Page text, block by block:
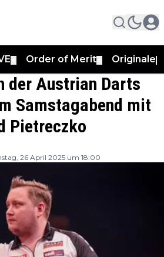
Order of Merit Originale
der Austrian Darts
Samstagabend mit
Pietreczko
26 April 2025 um 18:00